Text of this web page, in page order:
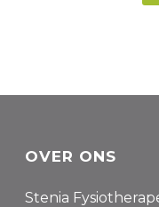
OVER ONS
Stenia